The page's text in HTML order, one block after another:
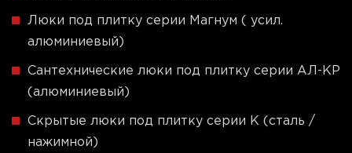
Люки под плитку серии Магнум ( усил.
алюминиевый)
Сантехнические люки под плитку серии АЛ-КР
(алюминиевый)
Скрытые люки под плитку серии K (сталь /
нажимной)